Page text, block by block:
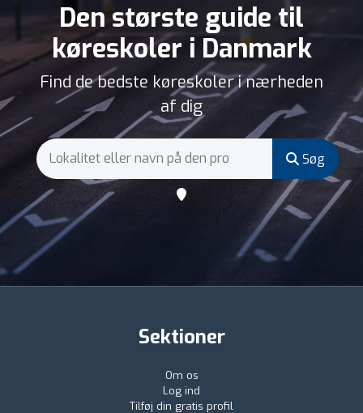
Den største guide til
køreskoler i Danmark
Find de bedste køreskoler i nærheden
af dig
Søg
Sektioner
Om os
Log ind
Tilføj din gratis profil